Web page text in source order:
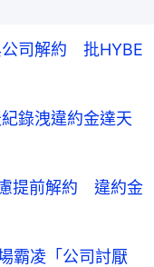
司解約 批HYBE
錄洩違約金達天
提前解約 違約金
霸凌「公司討厭